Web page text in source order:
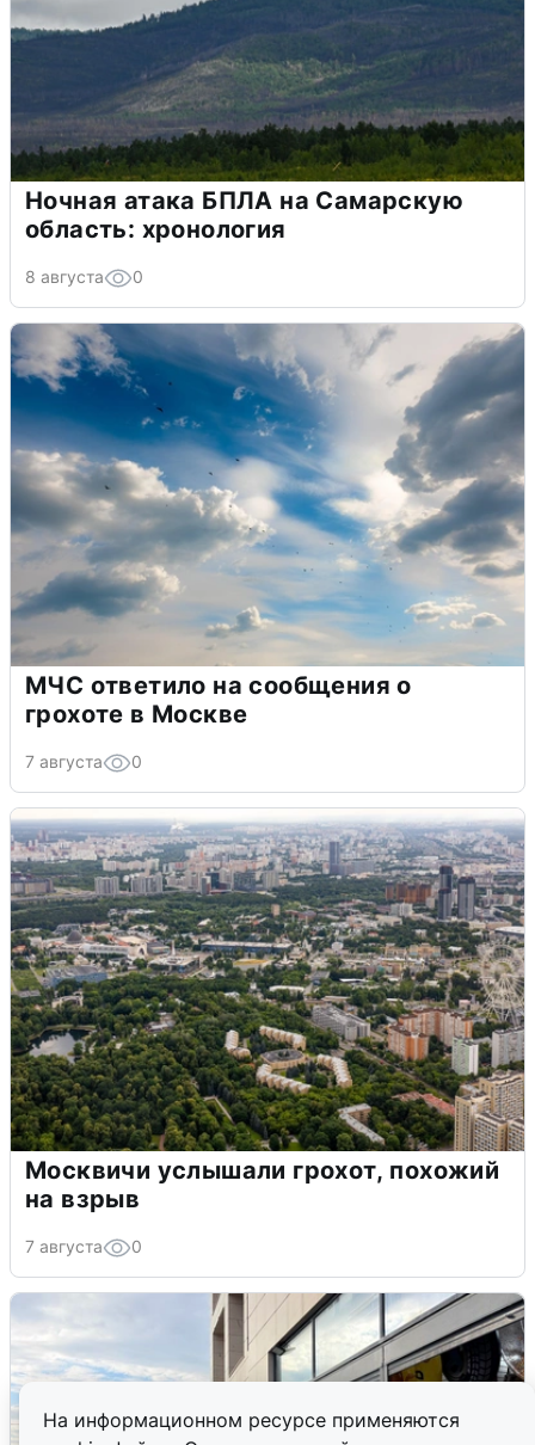
На информационном ресурсе применяются
Ночная атака БПЛА на Самарскую
область: хронология
8 августа 0
МЧС ответило на сообщения о
грохоте в Москве
7 августа 0
Москвичи услышали грохот, похожий
на взрыв
7 августа 0